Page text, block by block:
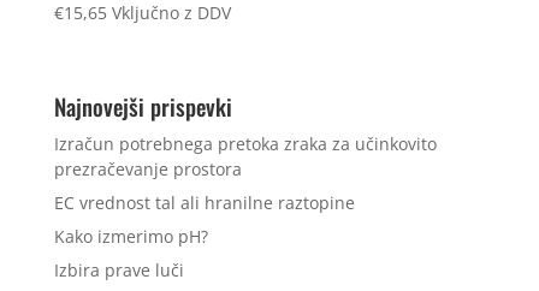
€15,65 Vključno z DDV
Najnovejši prispevki
Izračun potrebnega pretoka zraka za učinkovito
prezračevanje prostora
EC vrednost tal ali hranilne raztopine
Kako izmerimo pH?
Izbira prave luči